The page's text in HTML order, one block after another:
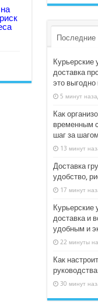
Последние
Курьерские
доставка
это выгодно
5 минут
Как
временным
шаг за шагом
13 минут
Доставка
удобство,
17 минут
Курьерские
доставка и
удобным и
22 минуты
Как
30 минут